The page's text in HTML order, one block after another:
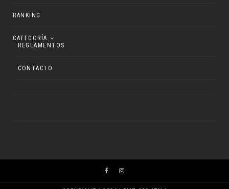
RANKING
CATEGORÍA
REGLAMENTOS
CONTACTO